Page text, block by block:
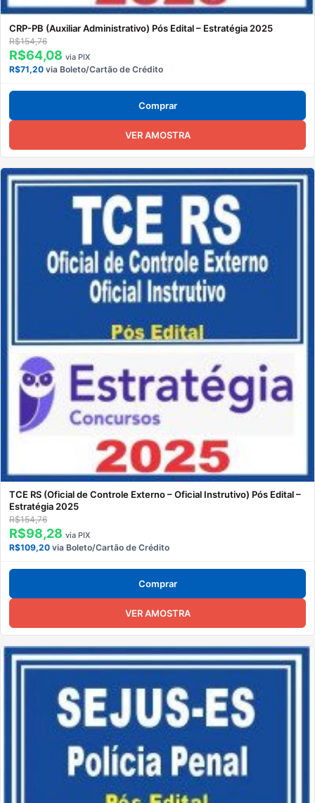
CRP-PB (Auxiliar Administrativo) Pós Edital – Estratégia 2025
R$154,76
R$64,08 via PIX
R$71,20 via Boleto/Cartão de Crédito
Comprar
VER AMOSTRA
TCE RS (Oficial de Controle Externo – Oficial Instrutivo) Pós Edital –
Estratégia 2025
R$154,76
R$98,28 via PIX
R$109,20 via Boleto/Cartão de Crédito
Comprar
VER AMOSTRA